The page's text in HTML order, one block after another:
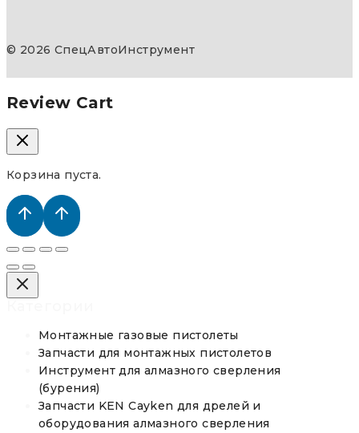
© 2026 СпецАвтоИнструмент
Review Cart
Корзина пуста.
Монтажные газовые пистолеты
Запчасти для монтажных пистолетов
Инструмент для алмазного сверления
(бурения)
Запчасти KEN Cayken для дрелей и
оборудования алмазного сверления